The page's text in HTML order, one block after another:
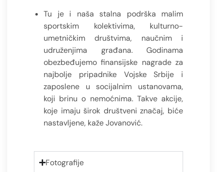
Tu je i naša stalna podrška malim
sportskim kolektivima, kulturno-
umetničkim društvima, naučnim i
udruženjima građana. Godinama
obezbeđujemo finansijske nagrade za
najbolje pripadnike Vojske Srbije i
zaposlene u socijalnim ustanovama,
koji brinu o nemoćnima. Takve akcije,
koje imaju širok društveni značaj, biće
nastavljene, kaže Jovanović.
Fotografije